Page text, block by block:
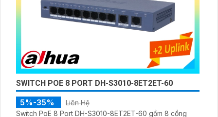
SWITCH POE 8 PORT DH-S3010-8ET2ET-60
5%-35%
Liên Hệ
Switch PoE 8 Port DH-S3010-8ET2ET-60 gồm 8 cổng